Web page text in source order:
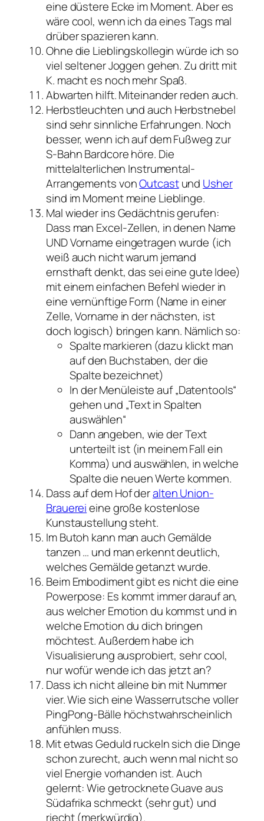
eine düstere Ecke im Moment. Aber es
wäre cool, wenn ich da eines Tags mal
drüber spazieren kann.
Ohne die Lieblingskollegin würde ich so
viel seltener Joggen gehen. Zu dritt mit
K. macht es noch mehr Spaß.
Abwarten hilft. Miteinander reden auch.
Herbstleuchten und auch Herbstnebel
sind sehr sinnliche Erfahrungen. Noch
besser, wenn ich auf dem Fußweg zur
S-Bahn Bardcore höre. Die
mittelalterlichen Instrumental-
Arrangements vonOutcastund Usher
sind im Moment meine Lieblinge.
Mal wieder ins Gedächtnis gerufen:
Dass man Excel-Zellen, in denen Name
UND Vorname eingetragen wurde (ich
weiß auch nicht warum jemand
ernsthaft denkt, das sei eine gute Idee)
mit einem einfachen Befehl wieder in
eine vernünftige Form (Name in einer
Zelle, Vorname in der nächsten, ist
doch logisch) bringen kann. Nämlich so:
Spalte markieren (dazu klickt man
auf den Buchstaben, der die
Spalte bezeichnet)
In der Menüleiste auf „Datentools“
gehen und „Text in Spalten
auswählen“
Dann angeben, wie der Text
unterteilt ist (in meinem Fall ein
Komma) und auswählen, in welche
Spalte die neuen Werte kommen.
Dass auf dem Hof deralten Union-
Brauereieine große kostenlose
Kunstaustellung steht.
Im Butoh kann man auch Gemälde
tanzen … und man erkennt deutlich,
welches Gemälde getanzt wurde.
Beim Embodiment gibt es nicht die eine
Powerpose: Es kommt immer darauf an,
aus welcher Emotion du kommst und in
welche Emotion du dich bringen
möchtest. Außerdem habe ich
Visualisierung ausprobiert, sehr cool,
nur wofür wende ich das jetzt an?
Dass ich nicht alleine bin mit Nummer
vier. Wie sich eine Wasserrutsche voller
PingPong-Bälle höchstwahrscheinlich
anfühlen muss.
Mit etwas Geduld ruckeln sich die Dinge
schon zurecht, auch wenn mal nicht so
viel Energie vorhanden ist. Auch
gelernt: Wie getrocknete Guave aus
Südafrika schmeckt (sehr gut) und
riecht (merkwürdig).